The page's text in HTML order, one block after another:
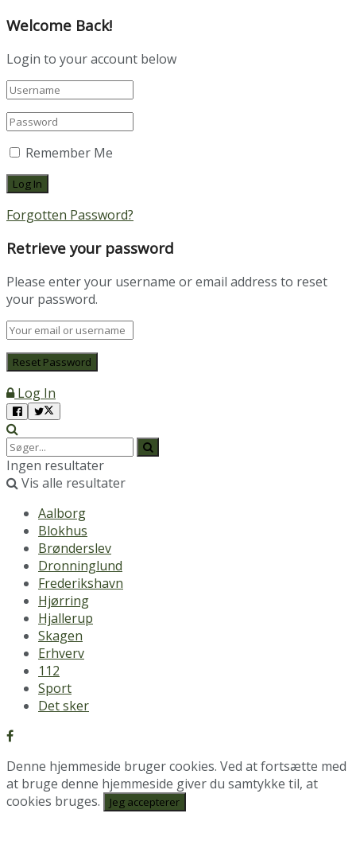
Welcome Back!
Login to your account below
Remember Me
Forgotten Password?
Retrieve your password
Please enter your username or email address to reset
your password.
Log In
Ingen resultater
Vis alle resultater
Aalborg
Blokhus
Brønderslev
Dronninglund
Frederikshavn
Hjørring
Hjallerup
Skagen
Erhverv
112
Sport
Det sker
Denne hjemmeside bruger cookies. Ved at fortsætte med
at bruge denne hjemmeside giver du samtykke til, at
cookies bruges.
Jeg accepterer